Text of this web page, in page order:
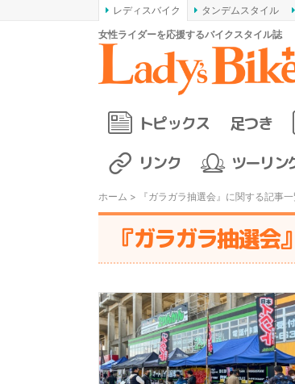
レディスバイク タンデムスタイル
女性ライダーを応援するバイクスタイル誌
トピックス 足つき
リンク
ツーリン
ホーム > 『ガラガラ抽選会』に関する記事一
『ガラガラ抽選会